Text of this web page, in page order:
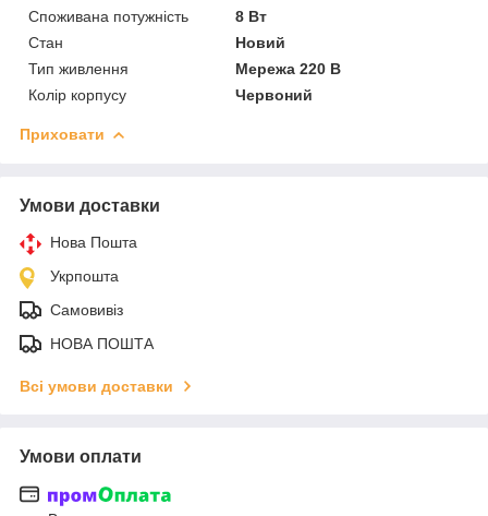
Споживана потужність
8 Вт
Стан
Новий
Тип живлення
Мережа 220 В
Колір корпусу
Червоний
Приховати
Умови доставки
Нова Пошта
Укрпошта
Самовивіз
НОВА ПОШТА
Всі умови доставки
Умови оплати